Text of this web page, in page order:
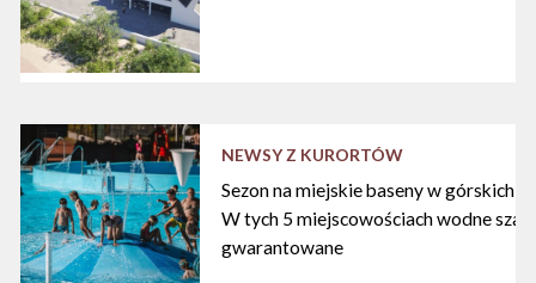
NEWSY Z KURORTÓW
Sezon na miejskie baseny w górskich
W tych 5 miejscowościach wodne
gwarantowane